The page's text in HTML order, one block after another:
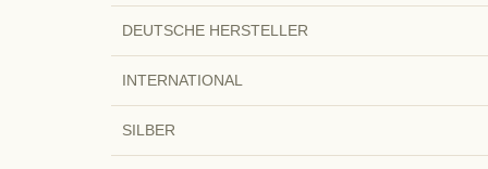
DEUTSCHE HERSTELLER
INTERNATIONAL
SILBER